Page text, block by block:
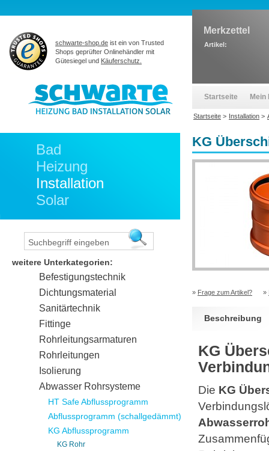
KG
» Frage zum Artikel? »
Beschreibung
KG
Die KG
Bad
Heizung
Installation
Solar
weitere Unterkategorien:
Befestigungstechnik
Dichtungsmaterial
Sanitärtechnik
Fittinge
Rohrleitungsarmaturen
Rohrleitungen
Isolierung
Abwasser Rohrsysteme
HT Safe Abflussprogramm
Abflussprogramm (schallgedämmt)
KG Abflussprogramm
KG Rohr
schwarte-shop.de ist ein von Trusted
Shops geprüfter Onlinehändler mit
Gütesiegel und Käuferschutz.
Merkzettel
Artikel:
Startseite Mein
Startseite > Installation >